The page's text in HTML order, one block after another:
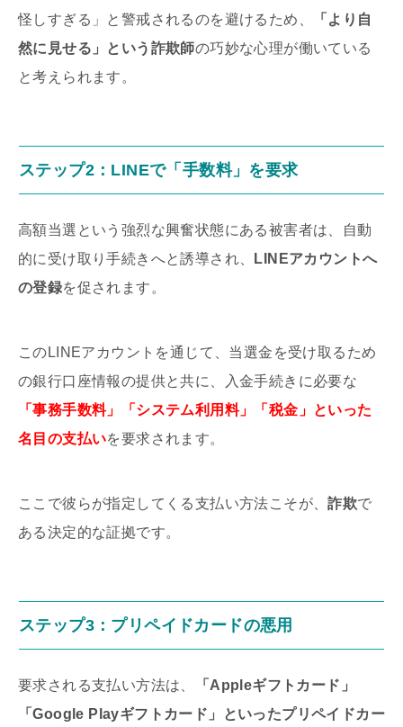
怪しすぎる」と警戒されるのを避けるため、
「より自
然に見せる」という詐欺師の巧妙な心理が働いている
と考えられます。
ステップ2：LINEで「 手数料」を要求
高額当選という強烈な興奮状態にある被害者は、自動
的に受け取り手続きへと誘導され、
LINEアカウントへ
の登録を促されます。
このLINEアカウントを通じて、当選金を受け取るため
の銀行口座情報の提供と共に、入金手続きに必要な
「事務手数料」「システム利用料」「税金」といった
名目の支払いを要求されます。
ここで彼らが指定してくる支払い方法こそが、詐欺で
ある決定的な証拠です。
ステップ3： プリペイドカードの悪用
要求される支払い方法は、
「Appleギフトカード」
「Google Playギフトカード」といったプリペイドカー